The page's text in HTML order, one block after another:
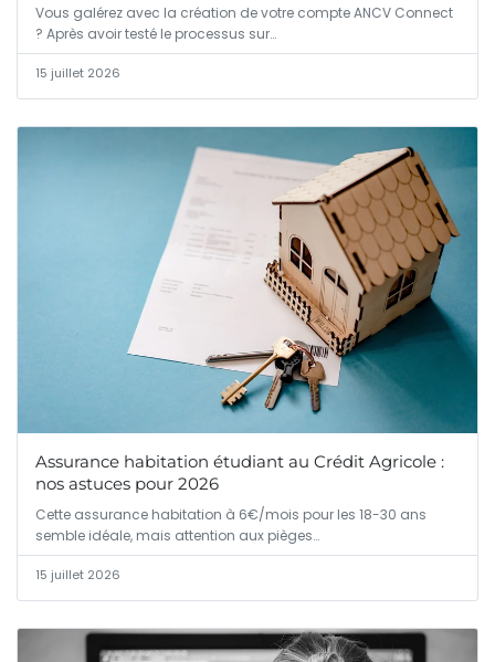
Vous galérez avec la création de votre compte ANCV Connect
? Après avoir testé le processus sur…
15 juillet 2026
Assurance habitation étudiant au Crédit Agricole :
nos astuces pour 2026
Cette assurance habitation à 6€/mois pour les 18-30 ans
semble idéale, mais attention aux pièges…
15 juillet 2026